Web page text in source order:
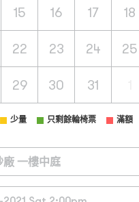
15 16 17 18
22 23 24 25
29 30 31
少量 只剩餘輪椅票 滿額